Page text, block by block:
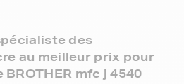
des
au meilleur prix pour
mfc j 4540